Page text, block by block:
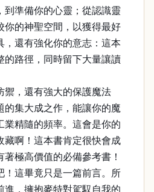
到準備你的心靈；從認識靈
你的神聖空間，以獲得最好
，還有強化你的意志：這本
的路徑，同時留下大量讓讀
禦，還有強大的保護魔法
集大成之作，能讓你的魔
業精隨的頻率。這會是你的
藏啊！這本書肯定很快會成
極高價值的必備參考書！
！這畢竟只是一篇前言。所
進，擁抱麥特對駕馭自我的